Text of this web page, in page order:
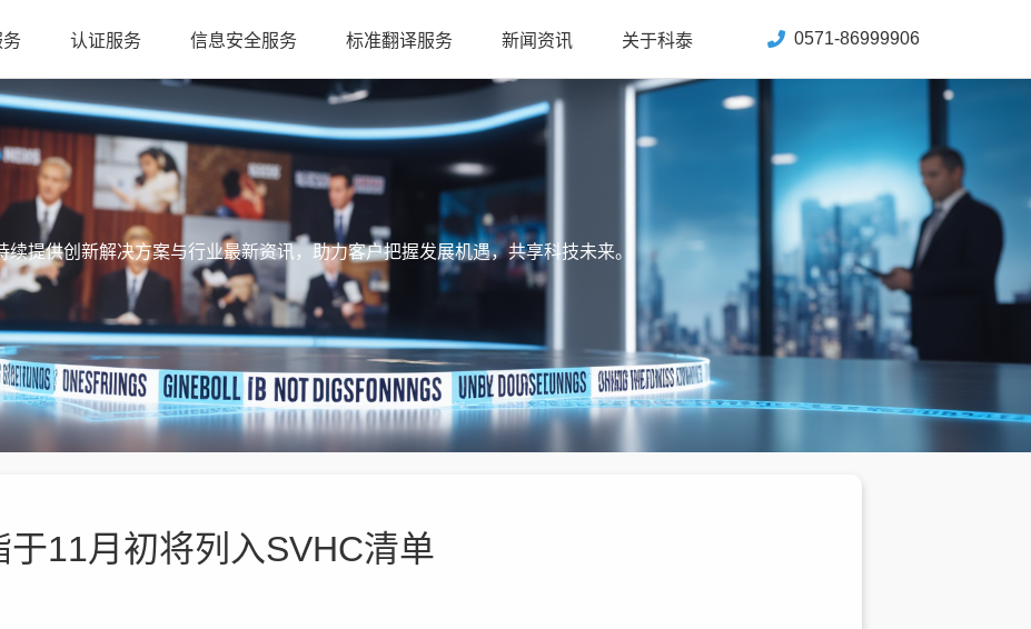
务 认证服务 信息安全服务 标准翻译服务 新闻资讯 关于科泰 0571-86999906
提供创新解决方案与行业最新资讯，助力客户把握发展机遇，共享科技未来。
11月初将列入SVHC清单